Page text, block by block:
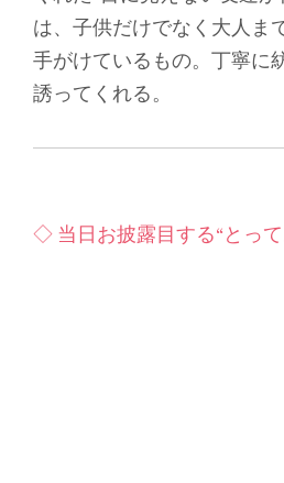
は、子供だけでなく大人ま
手がけているもの。丁寧に
誘ってくれる。
◇ 当日お披露目する“とっ